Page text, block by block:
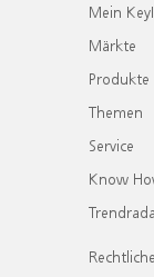
Mein
Märkte
Produkte
Themen
Service
Know